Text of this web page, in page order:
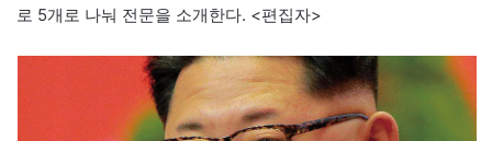
로 5개로 나눠 전문을 소개한다. <편집자>